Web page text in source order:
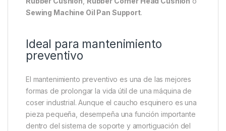
Sewing Machine Oil Pan Support.
Ideal para mantenimiento
preventivo
El mantenimiento preventivo es una de las mejores
formas de prolongar la vida útil de una máquina de
coser industrial. Aunque el caucho esquinero es una
pieza pequeña, desempeña una función importante
dentro del sistema de soporte y amortiguación del